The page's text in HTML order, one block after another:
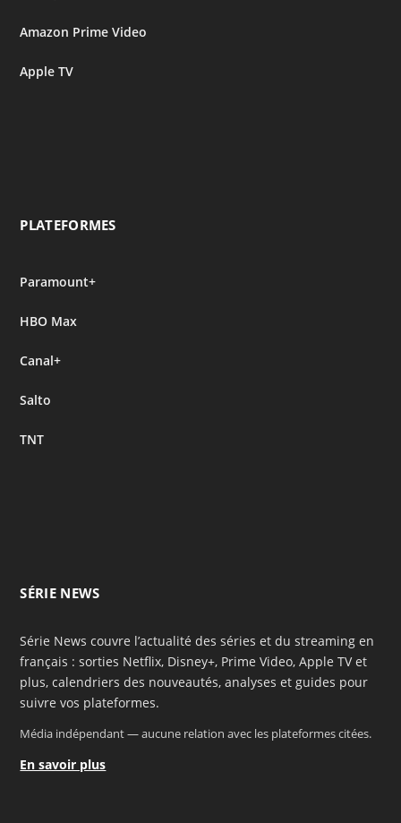
Amazon Prime Video
Apple TV
PLATEFORMES
Paramount+
HBO Max
Canal+
Salto
TNT
SÉRIE NEWS
Série News couvre l’actualité des séries et du streaming en
français : sorties Netflix, Disney+, Prime Video, Apple TV et
plus, calendriers des nouveautés, analyses et guides pour
suivre vos plateformes.
Média indépendant — aucune relation avec les plateformes citées.
En savoir plus